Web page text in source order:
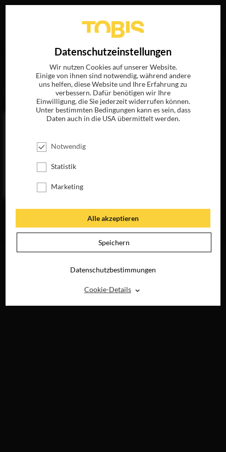
„Paul Hellerman“
ALIBI
RAY, DVD &
Datenschutzeinstellungen
Wir nutzen Cookies auf unserer Website.
Einige von ihnen sind notwendig, während andere
uns helfen, diese Website und Ihre Erfahrung zu
verbessern. Dafür benötigen wir Ihre
Einwilligung, die Sie jederzeit widerrufen können.
Unter bestimmten Bedingungen kann es sein, dass
Daten auch in die USA übermittelt werden.
Notwendig
Statistik
Marketing
Alle akzeptieren
Speichern
Datenschutzbestimmungen
Cookie-Details ⌃